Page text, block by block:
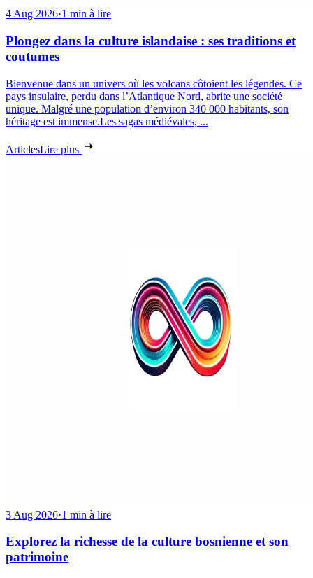
4 Aug 2026·1 min à lire
Plongez dans la culture islandaise : ses traditions et
coutumes
Bienvenue dans un univers où les volcans côtoient les légendes. Ce
pays insulaire, perdu dans l’Atlantique Nord, abrite une société
unique. Malgré une population d’environ 340 000 habitants, son
héritage est immense.Les sagas médiévales, ...
ArticlesLire plus
3 Aug 2026·1 min à lire
Explorez la richesse de la culture bosnienne et son
patrimoine